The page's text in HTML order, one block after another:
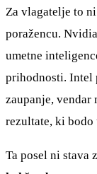
Za vlagatelje to
poražencu.
umetne
prihodnosti. Intel
zaupanje, vendar
rezultate, ki
Ta posel ni stava